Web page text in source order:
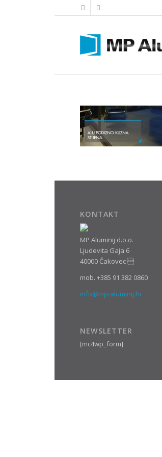
KONTAKT
MP Aluminij d.o.o.
Ljudevita Gaja 6
40000 Čakovec 
mob. +385 91 382 0860
info@mp-aluminij.hr
NEWSLETTER
[mc4wp_form]